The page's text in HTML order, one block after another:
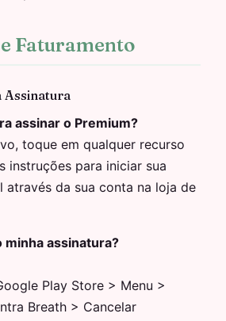
Faturamento
Assinatura
assinar o Premium?
toque em qualquer recurso
instruções para iniciar sua
através da sua conta na loja de
minha assinatura?
Play Store > Menu >
Breath > Cancelar